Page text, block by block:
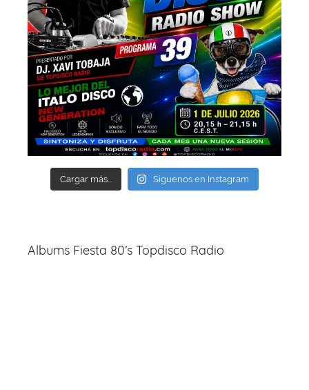
Cargar más... Síguenos en Instagram
Albums Fiesta 80’s Topdisco Radio